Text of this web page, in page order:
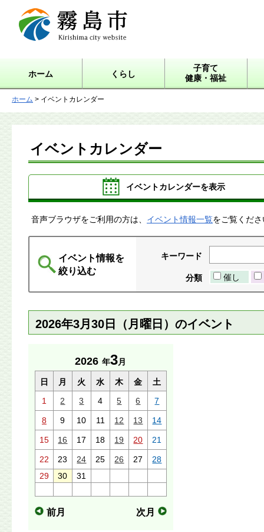
霧島市 Kirishima city
website
ホーム くらし
子育て
健康・福祉
ホーム > イベントカレンダー
イベントカレンダー
イベントカレンダーを表示
音声ブラウザをご利用の方は、 イベント情報一覧をご覧くだ
イベント情報を
絞り込む
キーワード
分類 催し
2026年3月30日（月曜日）のイベント
2026 年3月
日 月 火 水 木 金
土
1
2 3 4 5 6 7
8 9 10 11 12 13 14
15 16 17 18 19 20 21
22 23 24 25 26 27
28
29
30 31
前月 次月